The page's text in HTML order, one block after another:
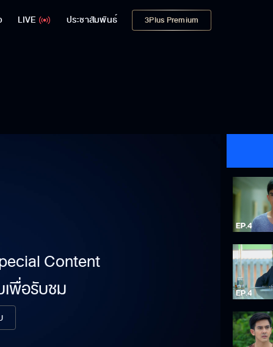
LIVE ประชาสัมพันธ์ 3Plus Premium
Content
พื่อรับชม